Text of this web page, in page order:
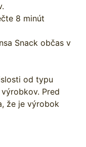
8 minút
Snack občas v
od typu
Pred
že je výrobok